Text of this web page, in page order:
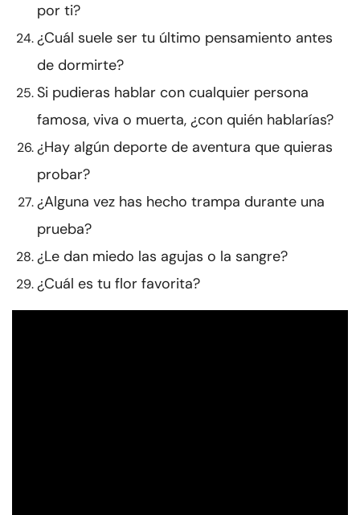
por ti?
¿Cuál suele ser tu último pensamiento antes
de dormirte?
Si pudieras hablar con cualquier persona
famosa, viva o muerta, ¿con quién hablarías?
¿Hay algún deporte de aventura que quieras
probar?
¿Alguna vez has hecho trampa durante una
prueba?
¿Le dan miedo las agujas o la sangre?
¿Cuál es tu flor favorita?